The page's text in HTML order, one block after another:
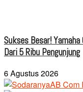
Sukses Besar!
Dari 5 Ribu Pengunjung
6 Agustus 2026